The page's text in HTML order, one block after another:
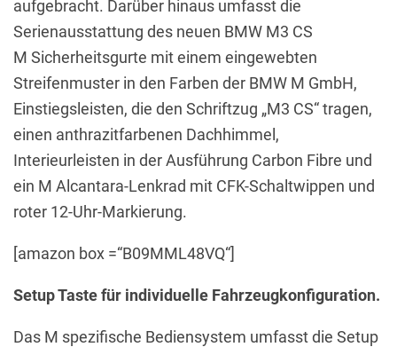
aufgebracht. Darüber hinaus umfasst die
Serienausstattung des neuen BMW M3 CS
M Sicherheitsgurte mit einem eingewebten
Streifenmuster in den Farben der BMW M GmbH,
Einstiegsleisten, die den Schriftzug „M3 CS“ tragen,
einen anthrazitfarbenen Dachhimmel,
Interieurleisten in der Ausführung Carbon Fibre und
ein M Alcantara-Lenkrad mit CFK-Schaltwippen und
roter 12-Uhr-Markierung.
[amazon box =“B09MML48VQ“]
Setup Taste für individuelle Fahrzeugkonfiguration.
Das M spezifische Bediensystem umfasst die Setup